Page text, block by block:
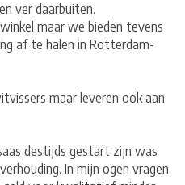
ver daarbuiten.
maar we bieden tevens
af te halen in Rotterdam-
maar leveren ook aan
destijds gestart zijn was
In mijn ogen vragen